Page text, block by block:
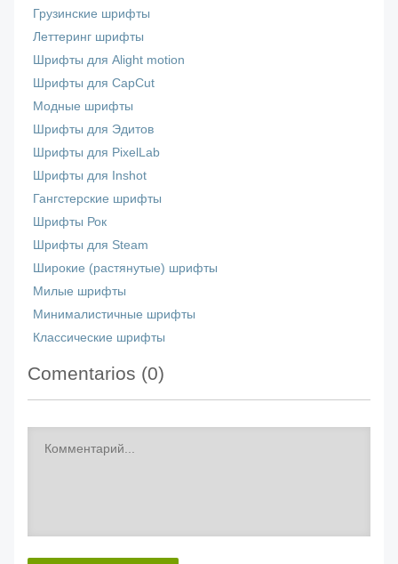
Грузинские шрифты
Леттеринг шрифты
Шрифты для Alight motion
Шрифты для CapCut
Модные шрифты
Шрифты для Эдитов
Шрифты для PixelLab
Шрифты для Inshot
Гангстерские шрифты
Шрифты Рок
Шрифты для Steam
Широкие (растянутые) шрифты
Милые шрифты
Минималистичные шрифты
Классические шрифты
Comentarios (0)